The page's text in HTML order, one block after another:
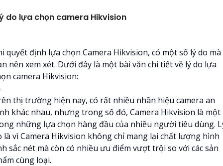
do lựa chọn camera Hikvision
quyết định lựa chọn Camera Hikvision, có một số lý do mà
nên xem xét. Dưới đây là một bài văn chi tiết về lý do lựa
camera Hikvision:
thị trường hiện nay, có rất nhiều nhãn hiệu camera an
khác nhau, nhưng trong số đó, Camera Hikvision là một
những lựa chọn hàng đầu của nhiều người tiêu dùng.
là vì Camera Hikvision không chỉ mang lại chất lượng hình
sắc nét mà còn có nhiều ưu điểm vượt trội so với các sản
cùng loại.